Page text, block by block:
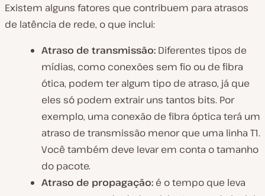
Existem alguns fatores que contribuem para atrasos
de latência de rede, o que inclui:
Atraso de transmissão: Diferentes tipos de
mídias, como conexões sem fio ou de fibra
ótica, podem ter algum tipo de atraso, já que
eles só podem extrair uns tantos bits. Por
exemplo, uma conexão de fibra óptica terá um
atraso de transmissão menor que uma linha T1.
Você também deve levar em conta o tamanho
do pacote.
Atraso de propagação: é o tempo que leva